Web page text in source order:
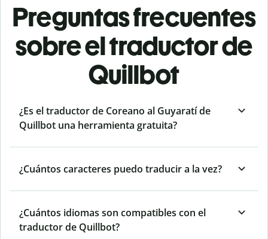
Preguntas frecuentes
sobre el traductor de
Quillbot
¿Es el traductor de Coreano al Guyaratí de
Quillbot una herramienta gratuita?
¿Cuántos caracteres puedo traducir a la vez?
¿Cuántos idiomas son compatibles con el
traductor de Quillbot?